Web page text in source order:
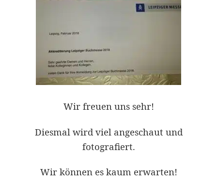
Wir freuen uns sehr!
Diesmal wird viel angeschaut und
fotografiert.
Wir können es kaum erwarten!